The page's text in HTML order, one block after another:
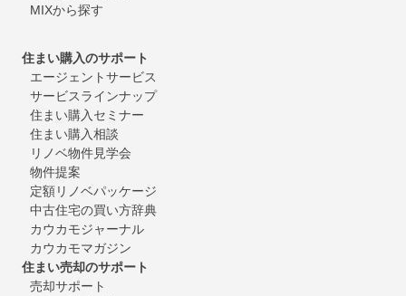
MIXから探す
住まい購入のサポート
エージェントサービス
サービスラインナップ
住まい購入セミナー
住まい購入相談
リノベ物件見学会
物件提案
定額リノベパッケージ
中古住宅の買い方辞典
カウカモジャーナル
カウカモマガジン
住まい売却のサポート
売却サポート